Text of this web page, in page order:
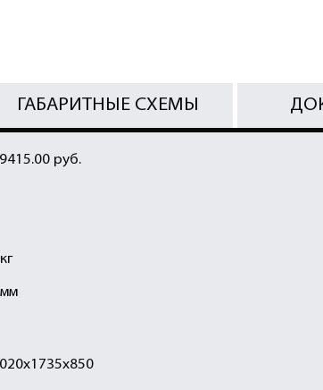
ГАБАРИТНЫЕ СХЕМЫ
руб.